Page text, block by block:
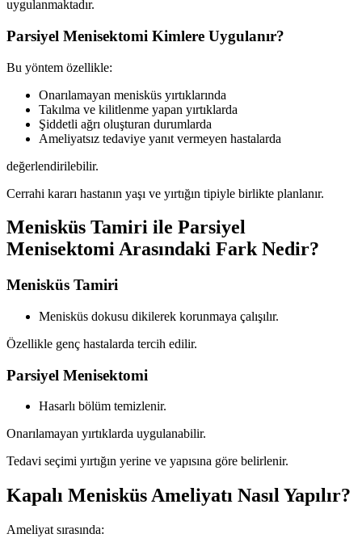
uygulanmaktadır.
Parsiyel Menisektomi Kimlere Uygulanır?
Bu yöntem özellikle:
Onarılamayan menisküs yırtıklarında
Takılma ve kilitlenme yapan yırtıklarda
Şiddetli ağrı oluşturan durumlarda
Ameliyatsız tedaviye yanıt vermeyen hastalarda
değerlendirilebilir.
Cerrahi kararı hastanın yaşı ve yırtığın tipiyle birlikte planlanır.
Menisküs Tamiri ile Parsiyel
Menisektomi Arasındaki Fark Nedir?
Menisküs Tamiri
Menisküs dokusu dikilerek korunmaya çalışılır.
Özellikle genç hastalarda tercih edilir.
Parsiyel Menisektomi
Hasarlı bölüm temizlenir.
Onarılamayan yırtıklarda uygulanabilir.
Tedavi seçimi yırtığın yerine ve yapısına göre belirlenir.
Kapalı Menisküs Ameliyatı Nasıl Yapılır?
Ameliyat sırasında: